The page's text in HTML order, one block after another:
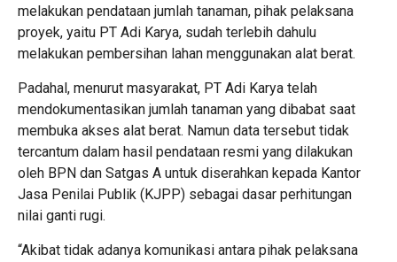
melakukan pendataan jumlah tanaman, pihak pelaksana
proyek, yaitu PT Adi Karya, sudah terlebih dahulu
melakukan pembersihan lahan menggunakan alat berat.
Padahal, menurut masyarakat, PT Adi Karya telah
mendokumentasikan jumlah tanaman yang dibabat saat
membuka akses alat berat. Namun data tersebut tidak
tercantum dalam hasil pendataan resmi yang dilakukan
oleh BPN dan Satgas A untuk diserahkan kepada Kantor
Jasa Penilai Publik (KJPP) sebagai dasar perhitungan
nilai ganti rugi.
“Akibat tidak adanya komunikasi antara pihak pelaksana